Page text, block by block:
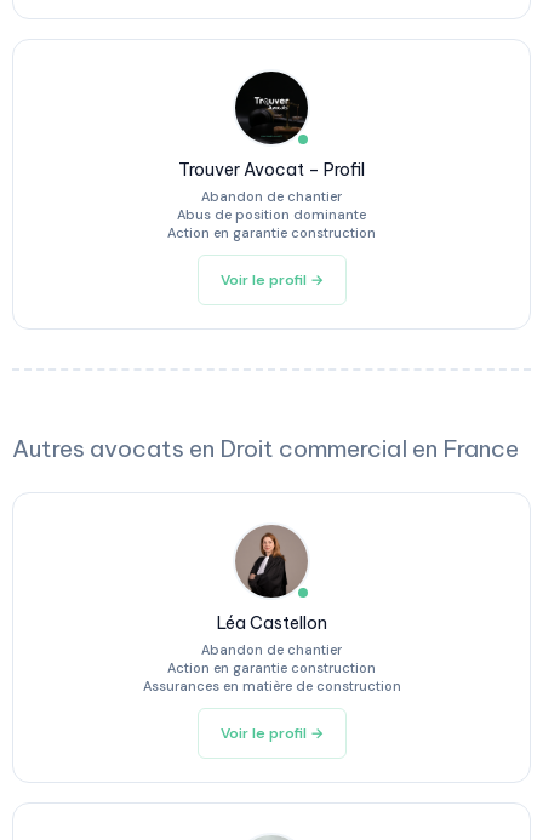
Trouver Avocat – Profil
Abandon de chantier
Abus de position dominante
Action en garantie construction
Voir le profil →
Autres avocats en Droit commercial en France
Léa Castellon
Abandon de chantier
Action en garantie construction
Assurances en matière de construction
Voir le profil →